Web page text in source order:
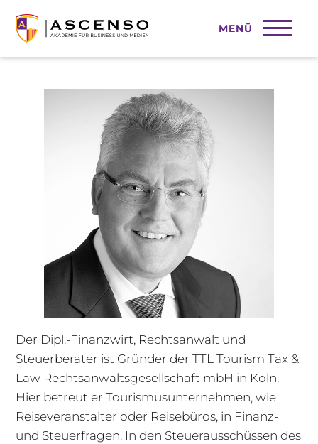
MENÜ
Dr. Volker Jorczyk
Der Dipl.-Finanzwirt, Rechtsanwalt und
Steuerberater ist Gründer der TTL Tourism Tax &
Law Rechtsanwaltsgesellschaft mbH in Köln.
Hier betreut er Tourismusunternehmen, wie
Reiseveranstalter oder Reisebüros, in Finanz-
und Steuerfragen. In den Steuerausschüssen des